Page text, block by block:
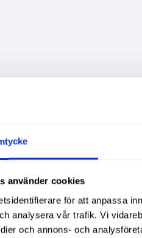
använder cookies
för att anpassa
analysera vår trafik. Vi
och annons- och